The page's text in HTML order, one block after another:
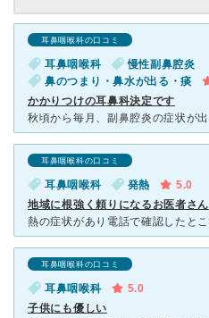
耳鼻咽喉科の口コミ
耳鼻咽喉科
慢性副鼻腔炎
鼻のつまり・鼻水が出る・痰
かかりつけの耳鼻科決定です
耳鼻咽喉科の口コミ
耳鼻咽喉科 発熱
5.0
地域に根強く頼りになるお医者さん
耳鼻咽喉科の口コミ
耳鼻咽喉科
5.0
子供にも優しい